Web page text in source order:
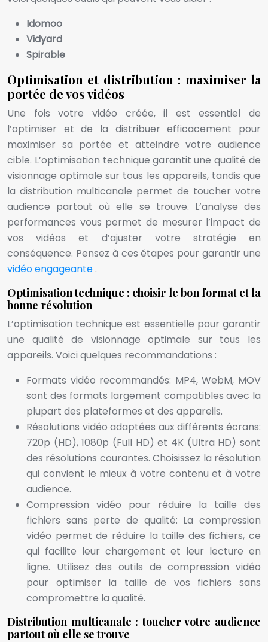
Idomoo
Vidyard
Spirable
Optimisation et distribution : maximiser la
portée de vos vidéos
Une fois votre vidéo créée, il est essentiel de
l’optimiser et de la distribuer efficacement pour
maximiser sa portée et atteindre votre audience
cible. L’optimisation technique garantit une qualité de
visionnage optimale sur tous les appareils, tandis que
la distribution multicanale permet de toucher votre
audience partout où elle se trouve. L’analyse des
performances vous permet de mesurer l’impact de
vos vidéos et d’ajuster votre stratégie en
conséquence. Pensez à ces étapes pour garantir une
vidéo engageante .
Optimisation technique : choisir le bon format et la
bonne résolution
L’optimisation technique est essentielle pour garantir
une qualité de visionnage optimale sur tous les
appareils. Voici quelques recommandations :
Formats vidéo recommandés: MP4, WebM, MOV
sont des formats largement compatibles avec la
plupart des plateformes et des appareils.
Résolutions vidéo adaptées aux différents écrans:
720p (HD), 1080p (Full HD) et 4K (Ultra HD) sont
des résolutions courantes. Choisissez la résolution
qui convient le mieux à votre contenu et à votre
audience.
Compression vidéo pour réduire la taille des
fichiers sans perte de qualité: La compression
vidéo permet de réduire la taille des fichiers, ce
qui facilite leur chargement et leur lecture en
ligne. Utilisez des outils de compression vidéo
pour optimiser la taille de vos fichiers sans
compromettre la qualité.
Distribution multicanale : toucher votre audience
partout où elle se trouve